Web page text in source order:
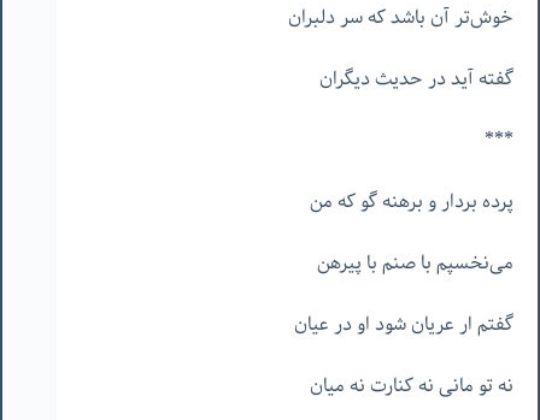
خوش‌تر آن باشد که سر دلبران
گفته آید در حدیث دیگران
***
پرده بردار و برهنه گو که من
می‌نخسپم با صنم با پیرهن
گفتم ار عریان شود او در عیان
نه تو مانی نه کنارت نه میان